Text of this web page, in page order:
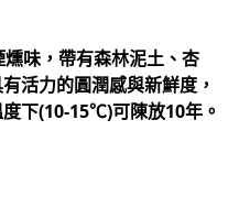
味，帶有森林泥土、杏
活力的圓潤感與新鮮度，
下(10-15℃)可陳放10年。